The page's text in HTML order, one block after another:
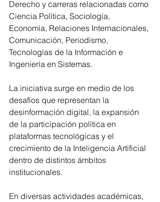
Derecho y carreras relacionadas como
Ciencia Política, Sociología,
Economía, Relaciones Internacionales,
Comunicación, Periodismo,
Tecnologías de la Información e
Ingeniería en Sistemas.
La iniciativa surge en medio de los
desafíos que representan la
desinformación digital, la expansión
de la participación política en
plataformas tecnológicas y el
crecimiento de la Inteligencia Artificial
dentro de distintos ámbitos
institucionales.
En diversas actividades académicas,